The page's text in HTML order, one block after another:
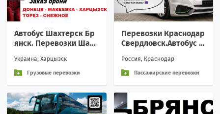
Автобус Шахтерск Бр
янск. Перевозки Шахт
ние Шахтерск Брянск
Украина, Харцызск
Грузовые перевозки
Перевозки Краснодар
Свердловск.Автобус К
Расписание Краснода
р Свердловск
Россия, Краснодар
Пассажирские перевозки